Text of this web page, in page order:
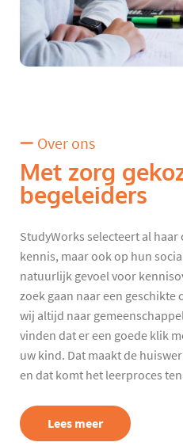
Over ons
Met zorg
begeleiders
StudyWorks selecteert al
kennis, maar ook op hun
natuurlijk gevoel voor
zoek gaan naar een geschikte
wij altijd naar
vinden dat er een goede klik
uw kind. Dat maakt de
en dat komt het leerproces
Lees meer